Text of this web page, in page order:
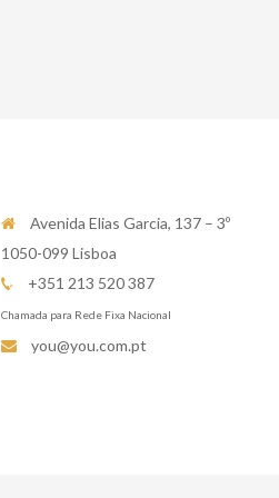
Avenida Elias Garcia, 137 – 3º
1050-099 Lisboa
+351 213 520 387
Chamada para Rede Fixa Nacional
you@you.com.pt